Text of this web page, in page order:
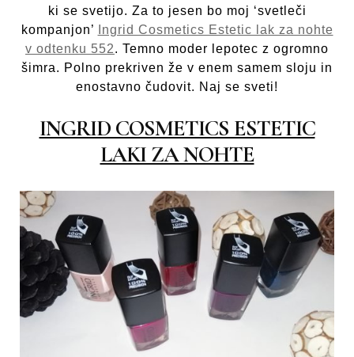
ki se svetijo. Za to jesen bo moj ‘svetleči
kompanjon’
Ingrid Cosmetics Estetic lak za nohte
v odtenku 552. Temno moder lepotec z ogromno
šimra. Polno prekriven že v enem samem sloju in
enostavno čudovit. Naj se sveti!
INGRID COSMETICS ESTETIC
LAKI ZA NOHTE